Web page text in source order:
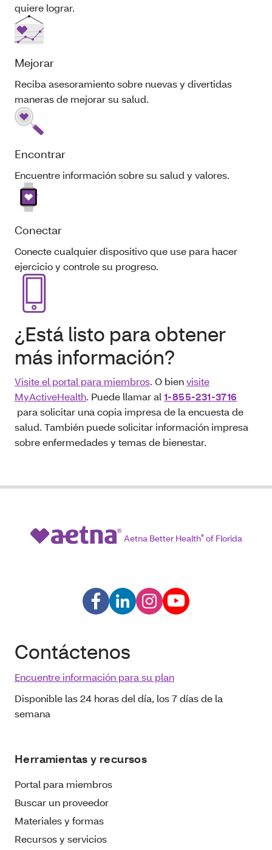
quiere lograr.
Mejorar
Reciba asesoramiento sobre nuevas y divertidas
maneras de mejorar su salud.
Encontrar
Encuentre información sobre su salud y valores.
Conectar
Conecte cualquier dispositivo que use para hacer
ejercicio y controle su progreso.
¿Está listo para obtener
más información?
Visite el portal para miembros. O bienvisite
MyActiveHealth. Puede llamar al 1-855-231-3716
para solicitar una copia impresa de la encuesta de
salud. También puede solicitar información impresa
sobre enfermedades y temas de bienestar.
Aetna Better Health®of Florida
Contáctenos
Encuentre información para su plan
Disponible las 24 horas del día, los 7 días de la
semana
Herramientas y recursos
Portal para miembros
Buscar un proveedor
Materiales y formas
Recursos y servicios